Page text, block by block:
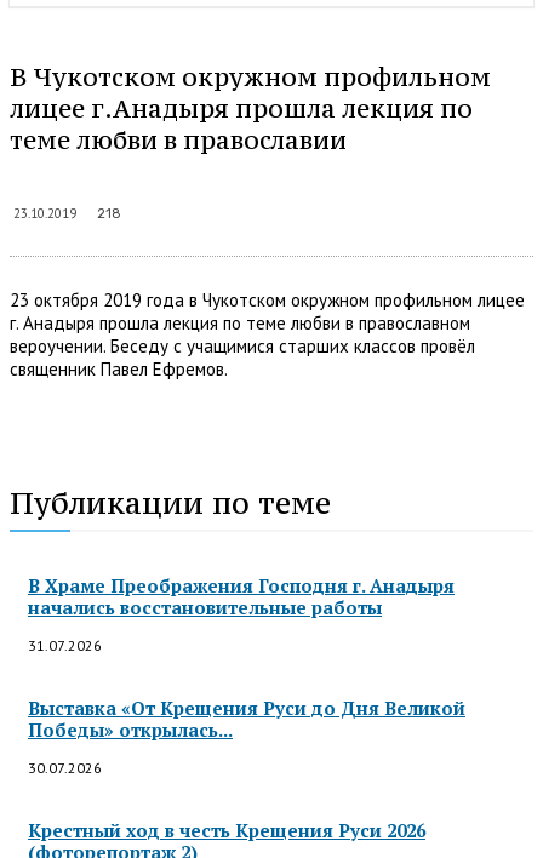
В Чукотском окружном профильном
лицее г.Анадыря прошла лекция по
теме любви в православии
23.10.2019 218
23 октября 2019 года в Чукотском окружном профильном лицее
г. Анадыря прошла лекция по теме любви в православном
вероучении. Беседу с учащимися старших классов провёл
священник Павел Ефремов.
Публикации по теме
В Храме Преображения Господня г. Анадыря
начались восстановительные работы
31.07.2026
Выставка «От Крещения Руси до Дня Великой
Победы» открылась...
30.07.2026
Крестный ход в честь Крещения Руси 2026
(фоторепортаж 2)